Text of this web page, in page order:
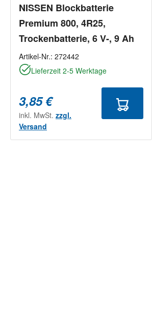
NISSEN Blockbatterie
Premium 800, 4R25,
Trockenbatterie, 6 V-, 9 Ah
Artikel-Nr.: 272442
Lieferzeit 2-5 Werktage
3,85 €
inkl. MwSt. zzgl.
Versand